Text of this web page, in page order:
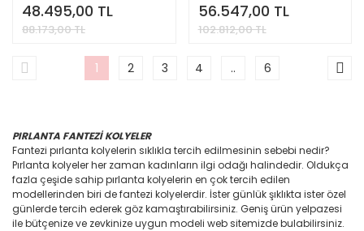
48.495,00 TL
88.173,00 TL
56.547,00 TL
102.812,00 TL
1 2 3 4 .. 6
PIRLANTA FANTEZİ KOLYELER
Fantezi pırlanta kolyelerin sıklıkla tercih edilmesinin sebebi nedir?
Pırlanta kolyeler her zaman kadınların ilgi odağı halindedir. Oldukça
fazla çeşide sahip pırlanta kolyelerin en çok tercih edilen
modellerinden biri de fantezi kolyelerdir. İster günlük şıklıkta ister özel
günlerde tercih ederek göz kamaştırabilirsiniz. Geniş ürün yelpazesi
ile bütçenize ve zevkinize uygun modeli web sitemizde bulabilirsiniz.